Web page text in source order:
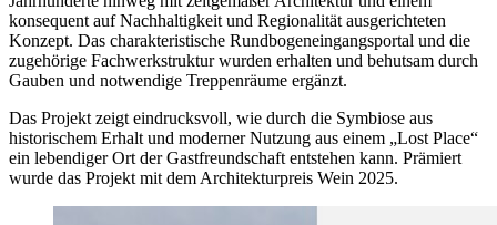
konsequent auf Nachhaltigkeit und Regionalität ausgerichteten
Konzept. Das charakteristische Rundbogeneingangsportal und die
zugehörige Fachwerkstruktur wurden erhalten und behutsam durch
Gauben und notwendige Treppenräume ergänzt.
Das Projekt zeigt eindrucksvoll, wie durch die Symbiose aus
historischem Erhalt und moderner Nutzung aus einem „Lost Place“
ein lebendiger Ort der Gastfreundschaft entstehen kann. Prämiert
wurde das Projekt mit dem Architekturpreis Wein 2025.